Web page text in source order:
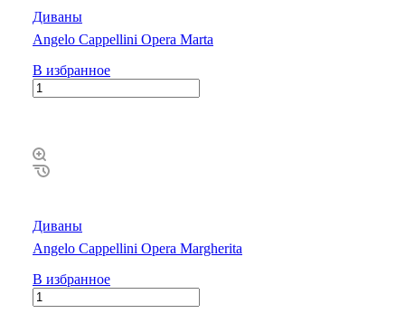
Диваны
Angelo Cappellini Opera Marta
В избранное
Диваны
Angelo Cappellini Opera Margherita
В избранное